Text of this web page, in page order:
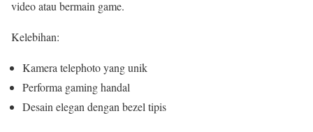
video atau bermain game.
Kelebihan:
Kamera telephoto yang unik
Performa gaming handal
Desain elegan dengan bezel tipis